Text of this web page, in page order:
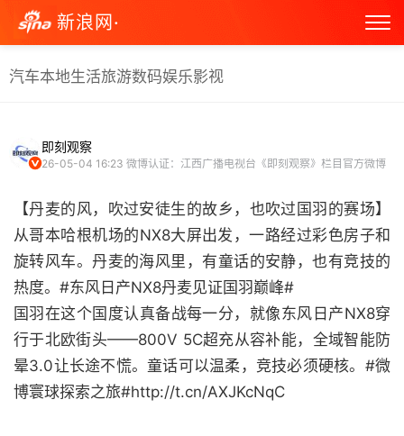
新浪网·
汽车本地生活旅游数码娱乐影视
即刻观察
26-05-04 16:23 微博认证：江西广播电视台《即刻观察》栏目官方微博
【丹麦的风，吹过安徒生的故乡，也吹过国羽的赛场】
从哥本哈根机场的NX8大屏出发，一路经过彩色房子和
旋转风车。丹麦的海风里，有童话的安静，也有竞技的
热度。#东风日产NX8丹麦见证国羽巅峰#
国羽在这个国度认真备战每一分，就像东风日产NX8穿
行于北欧街头——800V 5C超充从容补能，全域智能防
晕3.0让长途不慌。童话可以温柔，竞技必须硬核。#微
博寰球探索之旅#http://t.cn/AXJKcNqC